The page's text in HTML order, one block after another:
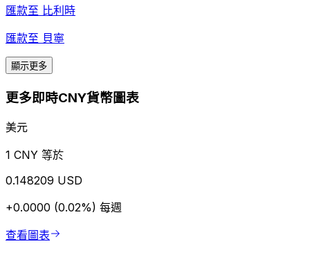
匯款至 比利時
匯款至 貝寧
顯示更多
更多即時CNY貨幣圖表
美元
1 CNY 等於
0.148209 USD
+0.0000 (0.02%) 每週
查看圖表